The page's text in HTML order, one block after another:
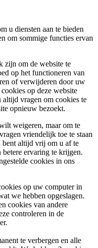
u diensten aan te bieden
om sommige functies ervan
zijn om de website te
op het functioneren van
of verwijderen door uw
op deze website
vragen om cookies te
opnieuw bezoekt.
weigeren, maar om te
vriendelijk toe te staan
bent altijd vrij om u af te
ervaring te krijgen.
cookies in ons
op uw computer in
we hebben opgeslagen.
cookies van andere
controleren in de
te verbergen en alle